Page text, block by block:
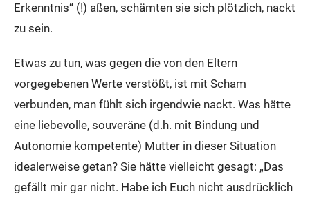
Erkenntnis“ (!) aßen, schämten sie sich plötzlich, nackt
zu sein.
Etwas zu tun, was gegen die von den Eltern
vorgegebenen Werte verstößt, ist mit Scham
verbunden, man fühlt sich irgendwie nackt. Was hätte
eine liebevolle, souveräne (d.h. mit Bindung und
Autonomie kompetente) Mutter in dieser Situation
idealerweise getan? Sie hätte vielleicht gesagt: „Das
gefällt mir gar nicht. Habe ich Euch nicht ausdrücklich